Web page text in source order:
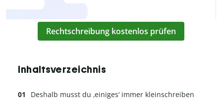
Rechtschreibung kostenlos prüfen
Inhaltsverzeichnis
Deshalb musst du ‚einiges‘ immer kleinschreiben